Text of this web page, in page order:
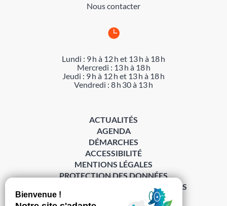
Nous contacter

Lundi : 9 h à 12 h et 13 h à 18 h
Mercredi : 13 h à 18 h
Jeudi : 9 h à 12 h et 13 h à 18 h
Vendredi : 8 h 30 à 13 h
ACTUALITÉS
AGENDA
DÉMARCHES
ACCESSIBILITÉ
MENTIONS LÉGALES
PROTECTION DES DONNÉES
POLITIQUE DE GESTION DES COOKIES